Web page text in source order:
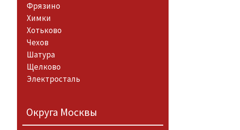
Фрязино
Химки
Хотьково
Чехов
Шатура
Щелково
Электросталь
Округа Москвы